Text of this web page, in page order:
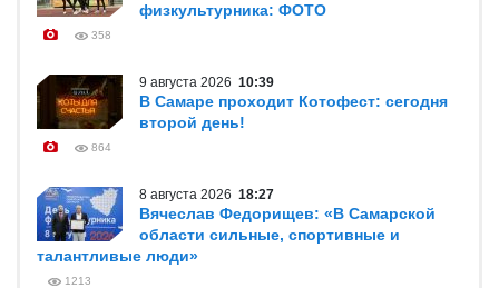
физкультурника: ФОТО
358
9 августа 2026 10:39
В Самаре проходит Котофест: сегодня
второй день!
864
8 августа 2026 18:27
Вячеслав Федорищев: «В Самарской
области сильные, спортивные и
талантливые люди»
1213